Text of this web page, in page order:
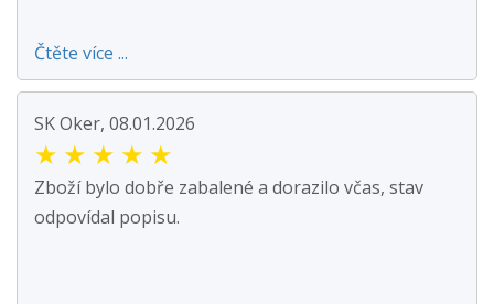
Čtěte více ...
SK Oker, 08.01.2026
★ ★ ★ ★ ★
Zboží bylo dobře zabalené a dorazilo včas, stav
odpovídal popisu.